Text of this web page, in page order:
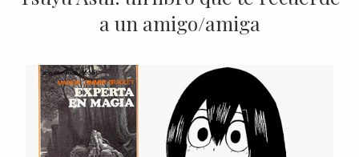
a un amigo/amiga